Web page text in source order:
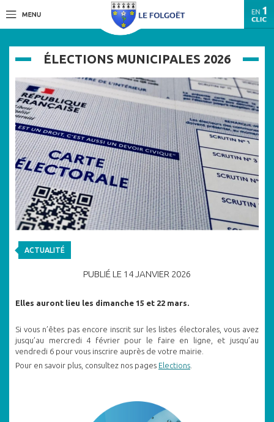
ÉLECTIONS MUNICIPALES 2026
ACTUALITÉ
PUBLIÉ LE 14 JANVIER 2026
Elles auront lieu les dimanche 15 et 22 mars.
Si vous n’êtes pas encore inscrit sur les listes électorales, vous avez
jusqu’au mercredi 4 février pour le faire en ligne, et jusqu’au
vendredi 6 pour vous inscrire auprès de votre mairie.
Pour en savoir plus, consultez nos pages Elections